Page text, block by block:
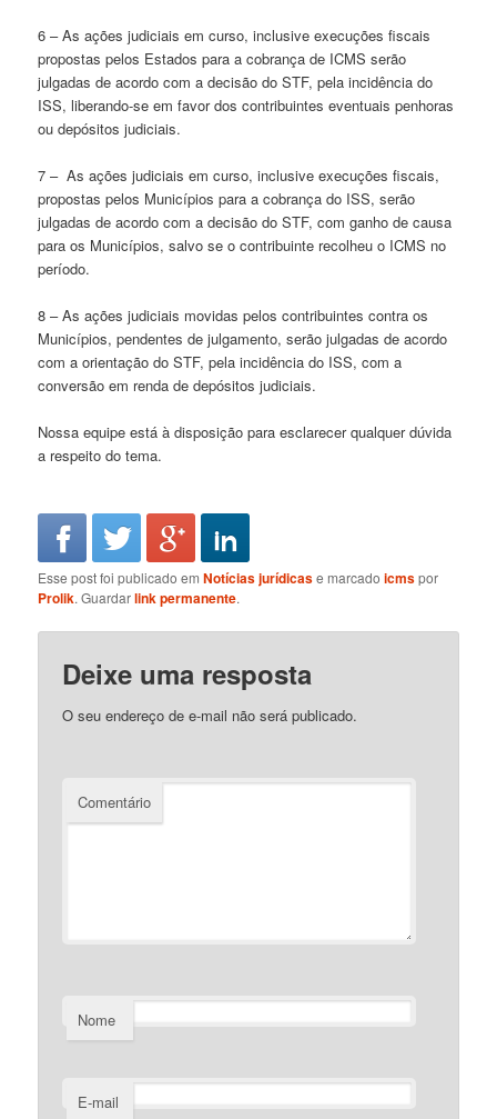
6 – As ações judiciais em curso, inclusive execuções fiscais
propostas pelos Estados para a cobrança de ICMS serão
julgadas de acordo com a decisão do STF, pela incidência do
ISS, liberando-se em favor dos contribuintes eventuais penhoras
ou depósitos judiciais.
7 – As ações judiciais em curso, inclusive execuções fiscais,
propostas pelos Municípios para a cobrança do ISS, serão
julgadas de acordo com a decisão do STF, com ganho de causa
para os Municípios, salvo se o contribuinte recolheu o ICMS no
período.
8 – As ações judiciais movidas pelos contribuintes contra os
Municípios, pendentes de julgamento, serão julgadas de acordo
com a orientação do STF, pela incidência do ISS, com a
conversão em renda de depósitos judiciais.
Nossa equipe está à disposição para esclarecer qualquer dúvida
a respeito do tema.
Esse post foi publicado emNotícias jurídicase marcadoicmspor
Prolik. Guardarlink permanente.
Deixe uma resposta
O seu endereço de e-mail não será publicado.
Comentário
Nome
E-mail